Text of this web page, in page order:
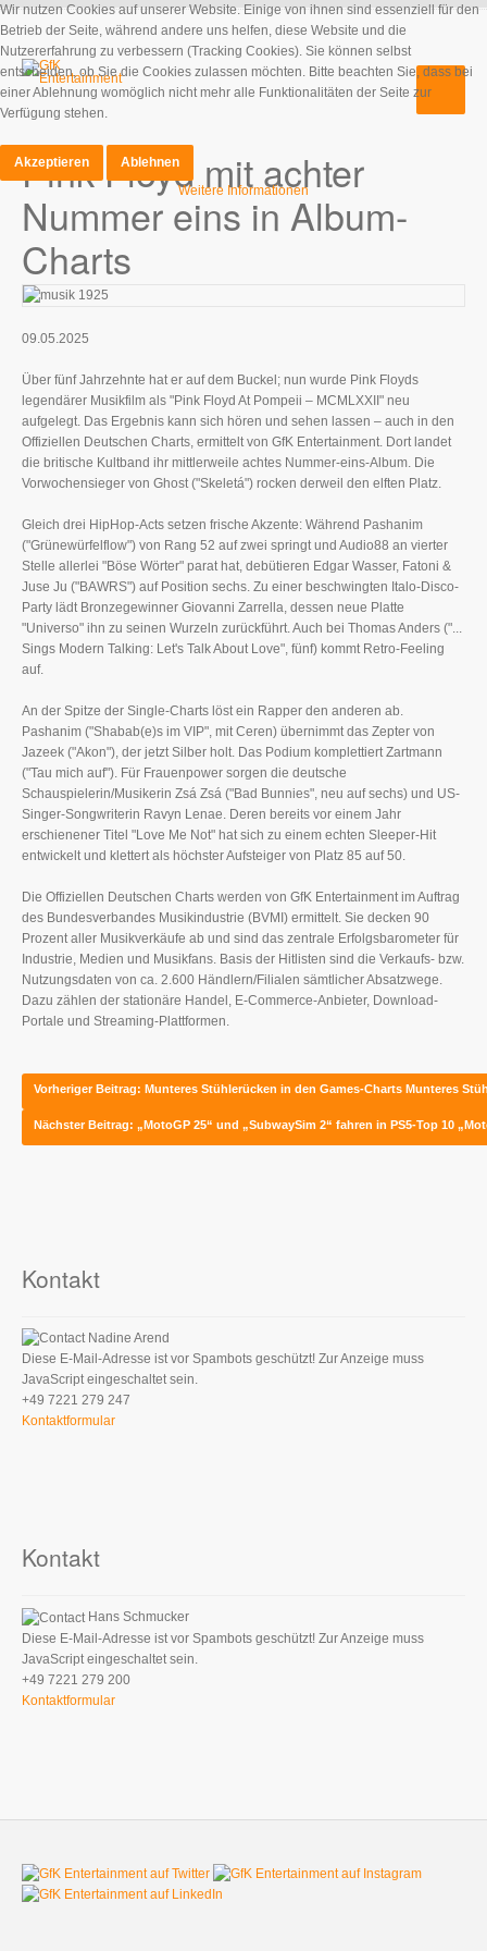
Pink Floyd mit achter
Nummer eins in Album-
Charts
09.05.2025
Über fünf Jahrzehnte hat er auf dem Buckel; nun wurde Pink Floyds
legendärer Musikfilm als "Pink Floyd At Pompeii – MCMLXXII" neu
aufgelegt. Das Ergebnis kann sich hören und sehen lassen – auch in den
Offiziellen Deutschen Charts, ermittelt von GfK Entertainment. Dort landet
die britische Kultband ihr mittlerweile achtes Nummer-eins-Album. Die
Vorwochensieger von Ghost ("Skeletá") rocken derweil den elften Platz.
Gleich drei HipHop-Acts setzen frische Akzente: Während Pashanim
("Grünewürfelflow") von Rang 52 auf zwei springt und Audio88 an vierter
Stelle allerlei "Böse Wörter" parat hat, debütieren Edgar Wasser, Fatoni &
Juse Ju ("BAWRS") auf Position sechs. Zu einer beschwingten Italo-Disco-
Party lädt Bronzegewinner Giovanni Zarrella, dessen neue Platte
"Universo" ihn zu seinen Wurzeln zurückführt. Auch bei Thomas Anders ("...
Sings Modern Talking: Let's Talk About Love", fünf) kommt Retro-Feeling
auf.
An der Spitze der Single-Charts löst ein Rapper den anderen ab.
Pashanim ("Shabab(e)s im VIP", mit Ceren) übernimmt das Zepter von
Jazeek ("Akon"), der jetzt Silber holt. Das Podium komplettiert Zartmann
("Tau mich auf"). Für Frauenpower sorgen die deutsche
Schauspielerin/Musikerin Zsá Zsá ("Bad Bunnies", neu auf sechs) und US-
Singer-Songwriterin Ravyn Lenae. Deren bereits vor einem Jahr
erschienener Titel "Love Me Not" hat sich zu einem echten Sleeper-Hit
entwickelt und klettert als höchster Aufsteiger von Platz 85 auf 50.
Die Offiziellen Deutschen Charts werden von GfK Entertainment im Auftrag
des Bundesverbandes Musikindustrie (BVMI) ermittelt. Sie decken 90
Prozent aller Musikverkäufe ab und sind das zentrale Erfolgsbarometer für
Industrie, Medien und Musikfans. Basis der Hitlisten sind die Verkaufs- bzw.
Nutzungsdaten von ca. 2.600 Händlern/Filialen sämtlicher Absatzwege.
Dazu zählen der stationäre Handel, E-Commerce-Anbieter, Download-
Portale und Streaming-Plattformen.
Vorheriger Beitrag: Munteres Stühlerücken in den Games-Charts Munteres
Nächster Beitrag: „MotoGP 25“ und „SubwaySim 2“ fahren in PS5-Top 10
Kontakt
Nadine Arend
Diese E-Mail-Adresse ist vor Spambots geschützt! Zur Anzeige muss
JavaScript eingeschaltet sein.
+49 7221 279 247
Kontaktformular
Kontakt
Hans Schmucker
Diese E-Mail-Adresse ist vor Spambots geschützt! Zur Anzeige muss
JavaScript eingeschaltet sein.
+49 7221 279 200
Kontaktformular
Wir nutzen Cookies auf unserer Website. Einige von ihnen sind essenziell für den
Betrieb der Seite, während andere uns helfen, diese Website und die
Nutzererfahrung zu verbessern (Tracking Cookies). Sie können selbst
entscheiden, ob Sie die Cookies zulassen möchten. Bitte beachten Sie, dass bei
einer Ablehnung womöglich nicht mehr alle Funktionalitäten der Seite zur
Verfügung stehen.
Akzeptieren
Ablehnen
Weitere Informationen